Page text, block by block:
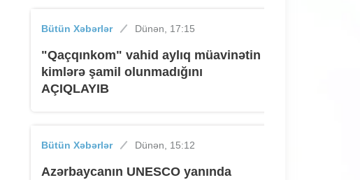
Bütün Xəbərlər Dünən, 17:15
"Qaçqınkom" vahid aylıq müavinətin
kimlərə şamil olunmadığını
AÇIQLAYIB
Bütün Xəbərlər Dünən, 15:12
Azərbaycanın UNESCO yanında